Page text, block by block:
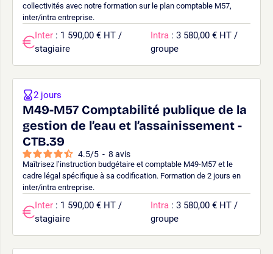
collectivités avec notre formation sur le plan comptable M57,
inter/intra entreprise.
Inter : 1 590,00 € HT /
stagiaire
Intra : 3 580,00 € HT /
groupe
M49-M57 Comptabilité publique de la
gestion de l’eau et l’assainissement -
CTB.39
4.5/5 - 8 avis
Maîtrisez l’instruction budgétaire et comptable M49-M57 et le
cadre légal spécifique à sa codification. Formation de 2 jours en
inter/intra entreprise.
2 jours
Inter : 1 590,00 € HT /
stagiaire
Intra : 3 580,00 € HT /
groupe